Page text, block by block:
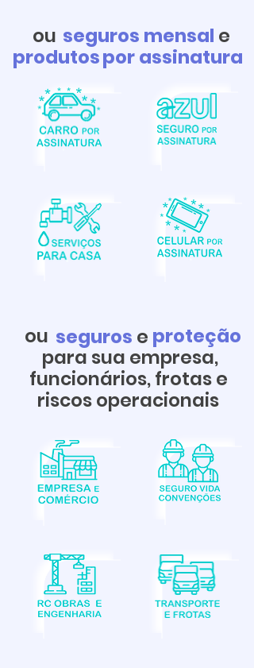
ouseguros mensal e
produtospor assinatura
ou seguros e proteção
para sua empresa,
funcionários, frotas e
riscos operacionais